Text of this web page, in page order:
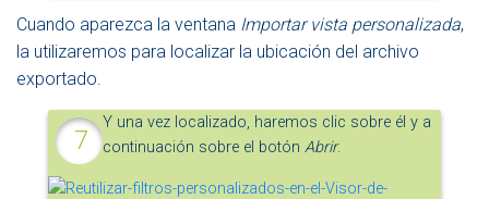
Cuando aparezca la ventana Importar vista personalizada,
la utilizaremos para localizar la ubicación del archivo
exportado.
Y una vez localizado, haremos clic sobre él y a
continuación sobre el botónAbrir.